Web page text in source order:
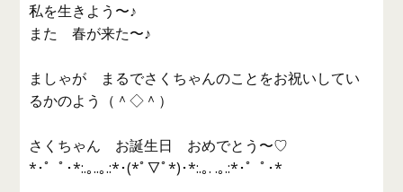
私を生きよう〜♪
また 春が来た〜♪
ましゃが まるでさくちゃんのことをお祝いしてい
るかのよう（＾◇＾）
さくちゃん お誕生日 おめでとう〜♡
*･゜ﾟ･*:.｡..｡.:*･(*ﾟ▽ﾟ*)･*:.｡. .｡.:*･゜ﾟ･*